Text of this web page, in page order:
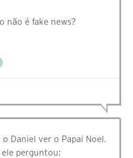
não é fake news?
Daniel ver o Papai Noel.
perguntou: